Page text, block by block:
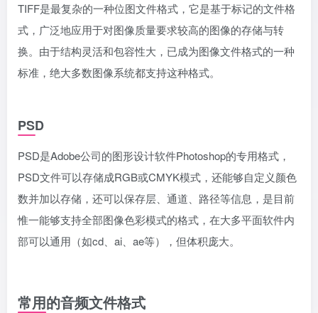
TIFF是最复杂的一种位图文件格式，它是基于标记的文件格
式，广泛地应用于对图像质量要求较高的图像的存储与转
换。由于结构灵活和包容性大，已成为图像文件格式的一种
标准，绝大多数图像系统都支持这种格式。
PSD
PSD是Adobe公司的图形设计软件Photoshop的专用格式，
PSD文件可以存储成RGB或CMYK模式，还能够自定义颜色
数并加以存储，还可以保存层、通道、路径等信息，是目前
惟一能够支持全部图像色彩模式的格式，在大多平面软件内
部可以通用（如cd、ai、ae等），但体积庞大。
常用的音频文件格式